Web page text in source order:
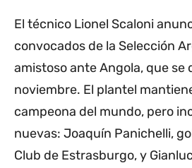
El técnico Lionel Scaloni
convocados de la Selección
amistoso ante Angola, que se
noviembre. El plantel
campeona del mundo, pero
nuevas: Joaquín Panichelli,
Club de Estrasburgo, y